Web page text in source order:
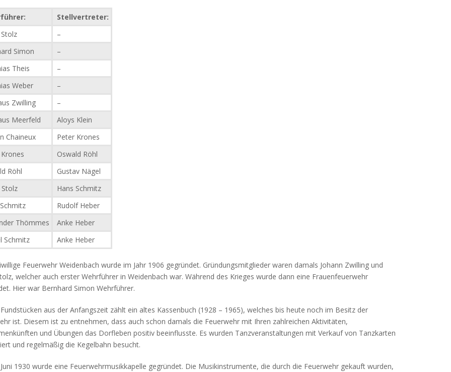
Stellvertreter:
–
Simon
–
Theis
–
Weber
–
Zwilling
–
Meerfeld
Aloys Klein
Chaineux
Peter Krones
Oswald Röhl
Röhl
Gustav Nägel
Hans Schmitz
Rudolf Heber
Thömmes
Anke Heber
Schmitz
Anke Heber
Feuerwehr Weidenbach wurde im Jahr 1906 gegründet. Gründungsmitglieder waren damals Johann Zwilling und
welcher auch erster Wehrführer in Weidenbach war. Während des Krieges wurde dann eine Frauenfeuerwehr
Hier war Bernhard Simon Wehrführer.
aus der Anfangszeit zählt ein altes Kassenbuch (1928 – 1965), welches bis heute noch im Besitz der
ist. Diesem ist zu entnehmen, dass auch schon damals die Feuerwehr mit Ihren zahlreichen Aktivitäten,
und Übungen das Dorfleben positiv beeinflusste. Es wurden Tanzveranstaltungen mit Verkauf von Tanzkarten
und regelmäßig die Kegelbahn besucht.
1930 wurde eine Feuerwehrmusikkapelle gegründet. Die Musikinstrumente, die durch die Feuerwehr gekauft wurden,